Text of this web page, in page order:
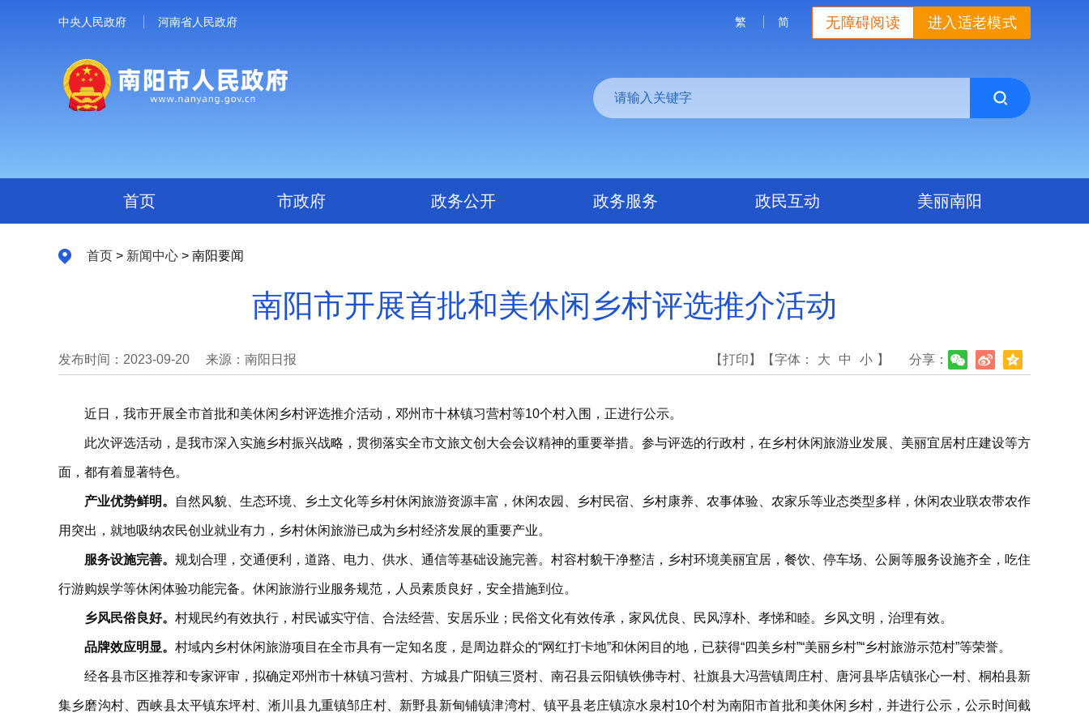
中央人民政府 河南省人民政府 进入适老模式
无障碍阅读
繁 简
首页 市政府 政务公开 政务服务 政民互动 美丽南阳
首页 > 新闻中心 > 南阳要闻
南阳市开展首批和美休闲乡村评选推介活动
发布时间：2023-09-20 来源：南阳日报 分享：
【打印】 【字体： 大 中 小 】
近日，我市开展全市首批和美休闲乡村评选推介活动，邓州市十林镇习营村等10个村入围，正进行公示。
此次评选活动，是我市深入实施乡村振兴战略，贯彻落实全市文旅文创大会会议精神的重要举措。参与评选的行政村，在乡村休闲旅游业发展、美丽宜居村庄建设等方
面，都有着显著特色。
产业优势鲜明。 自然风貌、生态环境、乡土文化等乡村休闲旅游资源丰富，休闲农园、乡村民宿、乡村康养、农事体验、农家乐等业态类型多样，休闲农业联农带农作
用突出，就地吸纳农民创业就业有力，乡村休闲旅游已成为乡村经济发展的重要产业。
服务设施完善。 规划合理，交通便利，道路、电力、供水、通信等基础设施完善。村容村貌干净整洁，乡村环境美丽宜居，餐饮、停车场、公厕等服务设施齐全，吃住
行游购娱学等休闲体验功能完备。休闲旅游行业服务规范，人员素质良好，安全措施到位。
乡风民俗良好。 村规民约有效执行，村民诚实守信、合法经营、安居乐业；民俗文化有效传承，家风优良、民风淳朴、孝悌和睦。乡风文明，治理有效。
品牌效应明显。 村域内乡村休闲旅游项目在全市具有一定知名度，是周边群众的“网红打卡地”和休闲目的地，已获得“四美乡村”“美丽乡村”“乡村旅游示范村”等荣誉。
经各县市区推荐和专家评审，拟确定邓州市十林镇习营村、方城县广阳镇三贤村、南召县云阳镇铁佛寺村、社旗县大冯营镇周庄村、唐河县毕店镇张心一村、桐柏县新
集乡磨沟村、西峡县太平镇东坪村、淅川县九重镇邹庄村、新野县新甸铺镇津湾村、镇平县老庄镇凉水泉村10个村为南阳市首批和美休闲乡村，并进行公示，公示时间截